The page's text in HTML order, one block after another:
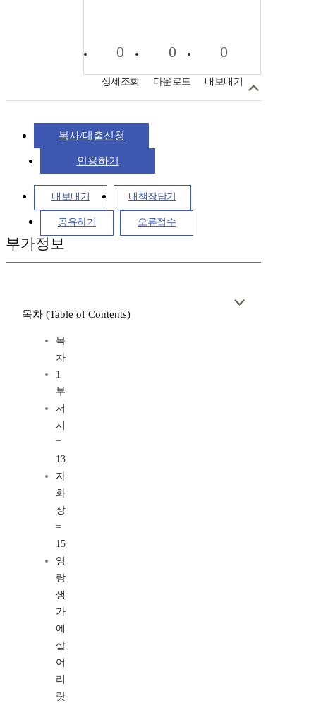
0
상세조회
0
다운로드
0
내보내기
복사/대출신청
인용하기
내보내기 내책장담기
공유하기 오류접수
부가정보
목차 (Table of Contents)
목
차
1
부
서
시
=
13
자
화
상
=
15
영
랑
생
가
에
살
어
리
랏